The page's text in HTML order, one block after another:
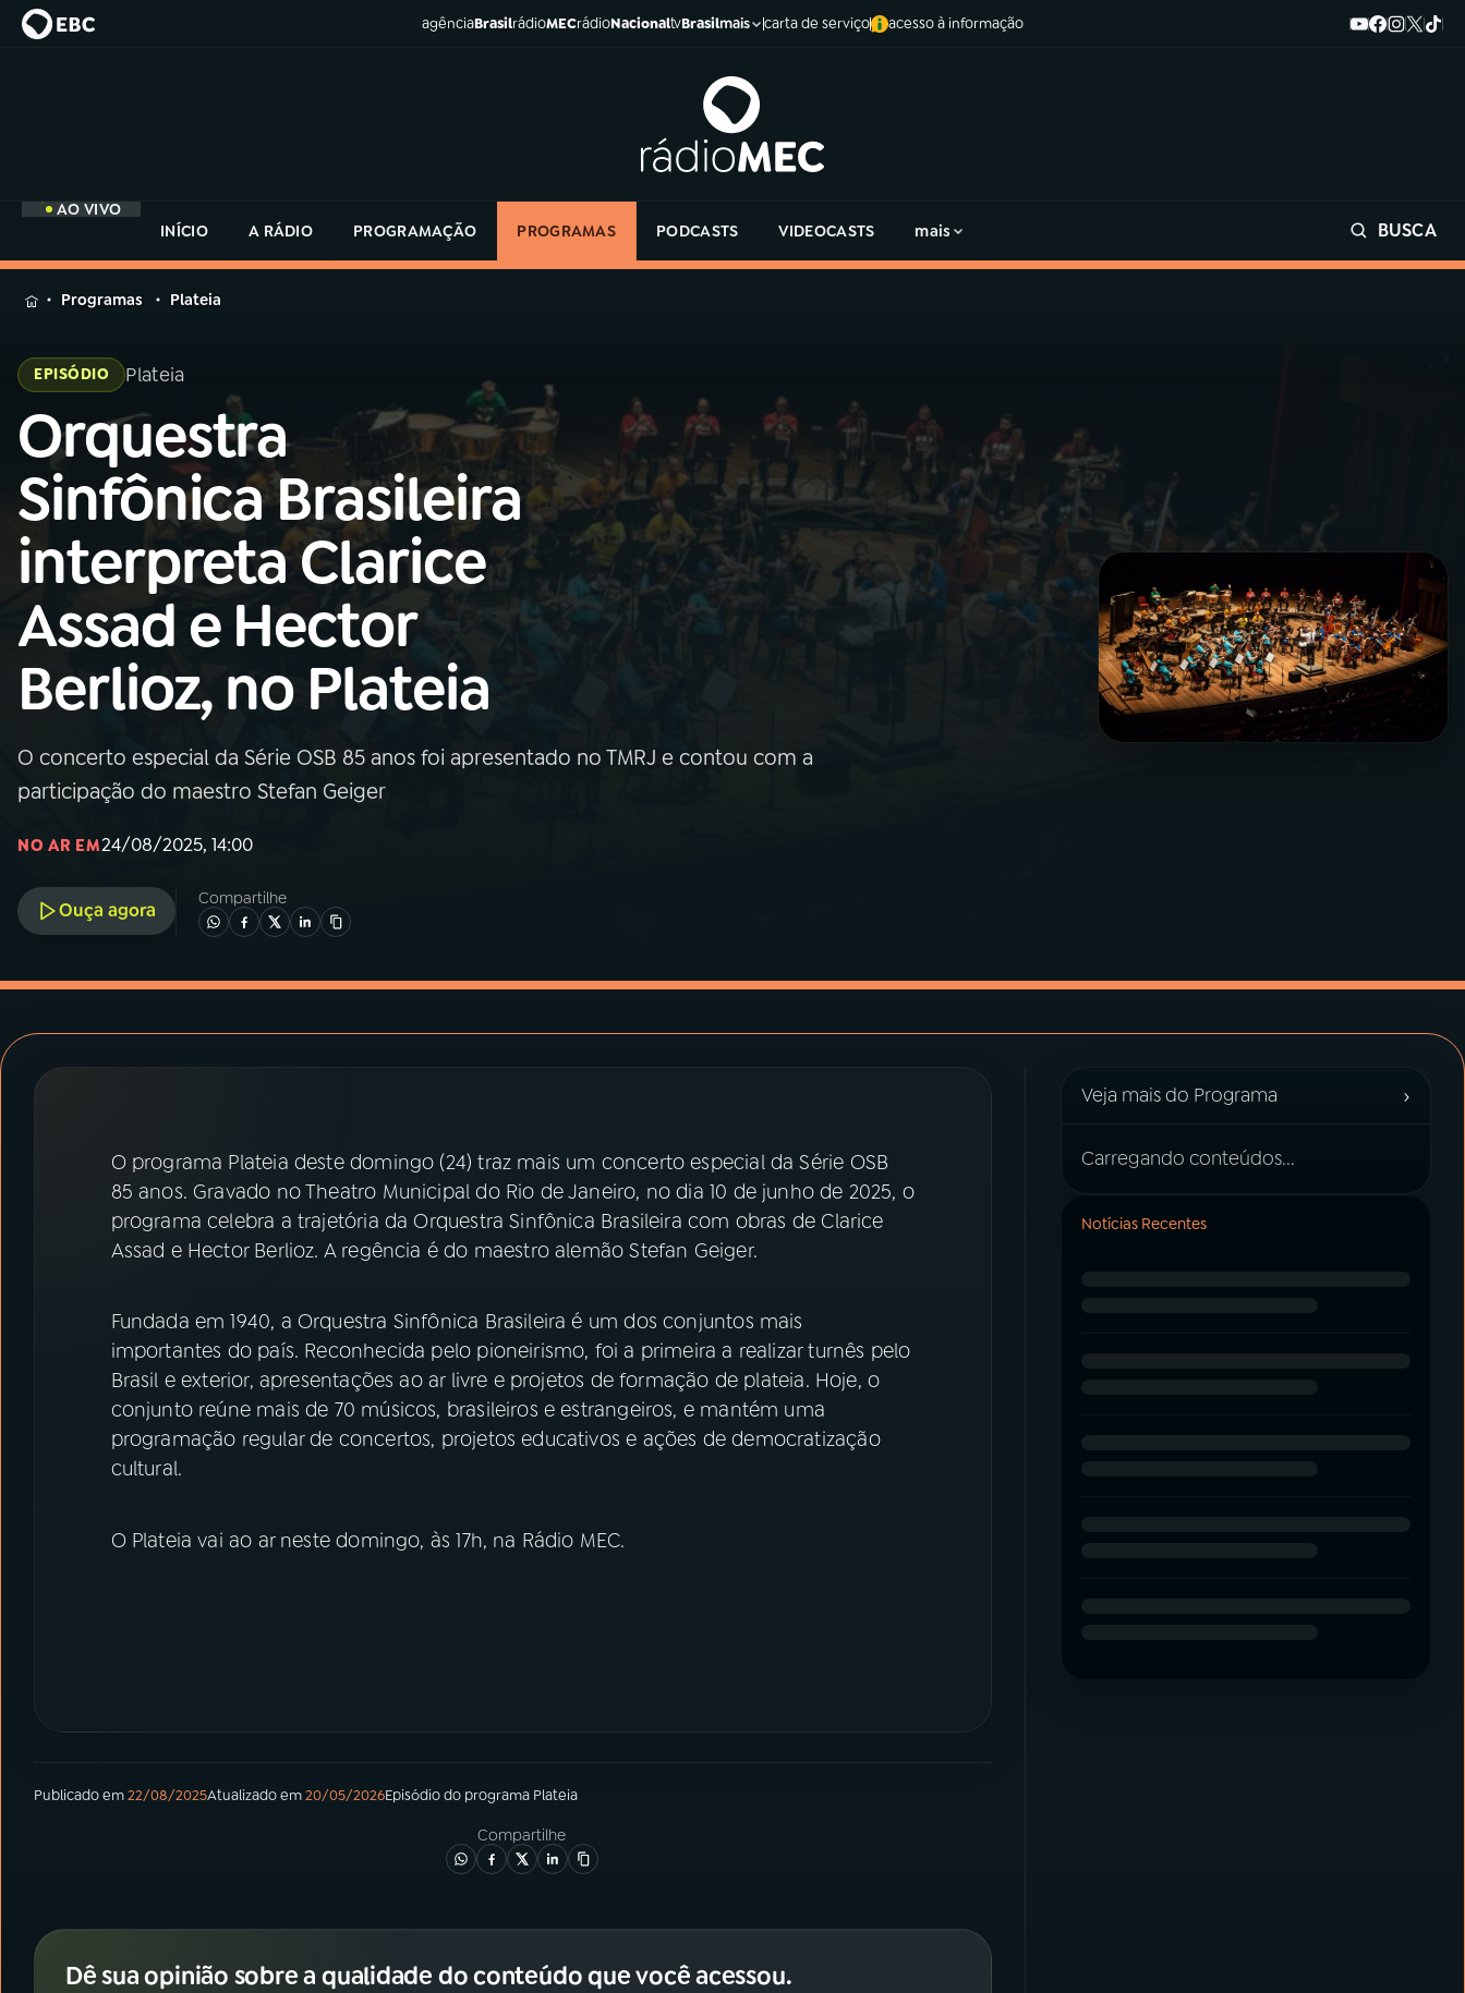
agênciaBrasilrádioMECrádioNacionaltvBrasilmais carta de serviço acesso à informação
AO VIVO
INÍCIO
A RÁDIO PROGRAMAÇÃO PROGRAMAS PODCASTS VIDEOCASTS mais BUSCA
MENU
Buscar
na
Rádio
MEC
Início AO VIVO
01INÍCIO
02 A RÁDIO
03PROGRAMAÇÃO
04PROGRAMAS
05 PODCASTS
06VIDEOCASTS
07ÚLTIMAS
Instagram X
na
Rádio
Programas Plateia
EPISÓDIO Plateia
Orquestra
Sinfônica Brasileira
interpreta Clarice
Assad e Hector
Berlioz, no Plateia
O concerto especial da Série OSB 85 anos foi apresentado no TMRJ e contou com a
participação do maestro Stefan Geiger
NO AR EM24/08/2025, 14:00
Ouça agora
Compartilhe
O programa Plateia deste domingo (24) traz mais um concerto especial da Série OSB
85 anos. Gravado no Theatro Municipal do Rio de Janeiro, no dia 10 de junho de 2025, o
programa celebra a trajetória da Orquestra Sinfônica Brasileira com obras de Clarice
Assad e Hector Berlioz. A regência é do maestro alemão Stefan Geiger.
Fundada em 1940, a Orquestra Sinfônica Brasileira é um dos conjuntos mais
importantes do país. Reconhecida pelo pioneirismo, foi a primeira a realizar turnês pelo
Brasil e exterior, apresentações ao ar livre e projetos de formação de plateia. Hoje, o
conjunto reúne mais de 70 músicos, brasileiros e estrangeiros, e mantém uma
programação regular de concertos, projetos educativos e ações de democratização
cultural.
O Plateia vai ao ar neste domingo, às 17h, na Rádio MEC.
Publicado em22/08/2025Atualizado em20/05/2026Episódiodo programa Plateia
Compartilhe
Dê sua opinião sobre a qualidade do conteúdo que você acessou.
Veja mais do Programa ›
Carregando conteúdos...
Notícias Recentes